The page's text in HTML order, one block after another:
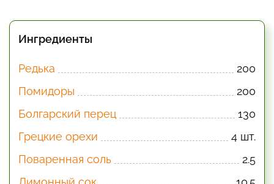
Ингредиенты
Редька
200
Помидоры
200
Болгарский перец
130
Грецкие орехи
4 шт.
Поваренная соль
2.5